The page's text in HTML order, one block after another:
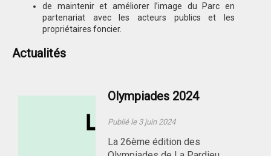
de maintenir et améliorer l’image du Parc en
partenariat avec les acteurs publics et les
propriétaires foncier.
Actualités
Olympiades 2024
Publié le 3 juin 2024
La 26ème édition des